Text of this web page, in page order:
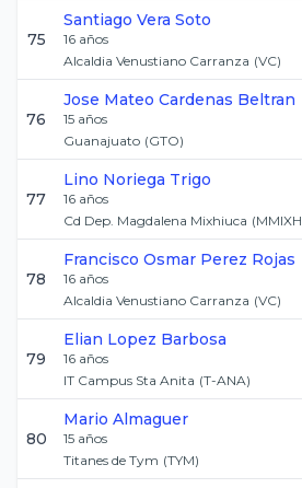
75
Santiago Vera Soto
16 años
Alcaldia Venustiano Carranza (VC)
76
Jose Mateo Cardenas Beltran
15 años
Guanajuato (GTO)
77
Lino Noriega Trigo
16 años
Cd Dep. Magdalena Mixhiuca (MMIXH
78
Francisco Osmar Perez Rojas
16 años
Alcaldia Venustiano Carranza (VC)
79
Elian Lopez Barbosa
16 años
IT Campus Sta Anita (T-ANA)
80
Mario Almaguer
15 años
Titanes de Tym (TYM)